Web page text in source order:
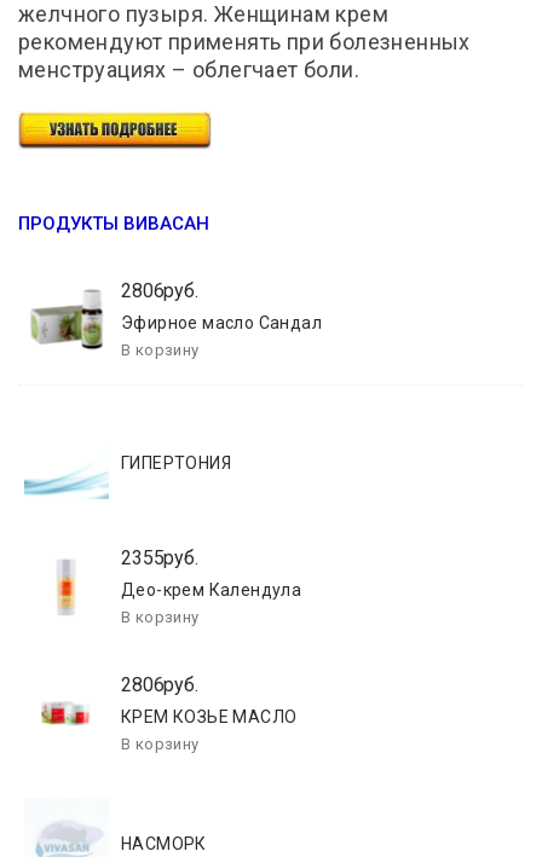
желчного пузыря. Женщинам крем
рекомендуют применять при болезненных
менструациях – облегчает боли.
ПРОДУКТЫ ВИВАСАН
2806руб.
Эфирное масло Сандал
ГИПЕРТОНИЯ
2355руб.
Део-крем Календула
2806руб.
КРЕМ КОЗЬЕ МАСЛО
НАСМОРК